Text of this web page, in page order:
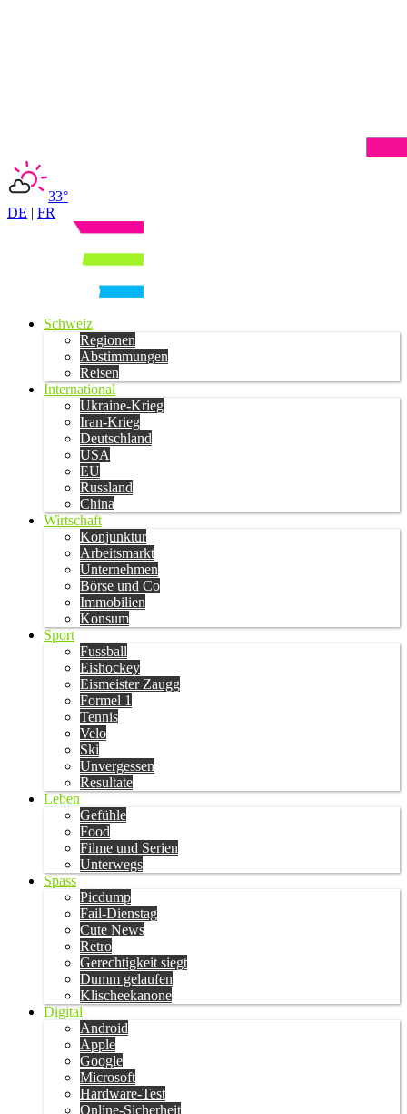
33°
DE | FR
Schweiz
Regionen
Abstimmungen
Reisen
International
Ukraine-Krieg
Iran-Krieg
Deutschland
USA
EU
Russland
China
Wirtschaft
Konjunktur
Arbeitsmarkt
Unternehmen
Börse und Co
Immobilien
Konsum
Sport
Fussball
Eishockey
Eismeister Zaugg
Formel 1
Tennis
Velo
Ski
Unvergessen
Resultate
Leben
Gefühle
Food
Filme und Serien
Unterwegs
Spass
Picdump
Fail-Dienstag
Cute News
Retro
Gerechtigkeit siegt
Dumm gelaufen
Klischeekanone
Digital
Android
Apple
Google
Microsoft
Hardware-Test
Online-Sicherheit